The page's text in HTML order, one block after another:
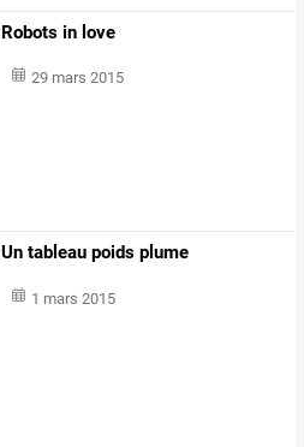
Robots in love
29 mars 2015
Un tableau poids plume
1 mars 2015